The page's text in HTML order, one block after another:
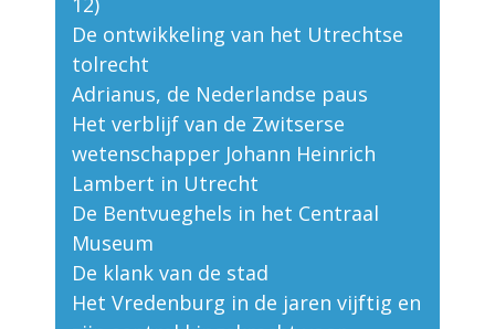
De ontwikkeling van het Utrechtse
tolrecht
Adrianus, de Nederlandse paus
Het verblijf van de Zwitserse
wetenschapper Johann Heinrich
Lambert in Utrecht
De Bentvueghels in het Centraal
Museum
De klank van de stad
Het Vredenburg in de jaren vijftig en